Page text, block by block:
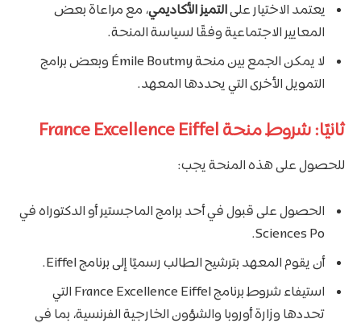
يعتمد الاختيار علىالتميز الأكاديمي، مع مراعاة بعض
المعايير الاجتماعية وفقًا لسياسة المنحة.
لا يمكن الجمع بين منحة Émile Boutmy وبعض برامج
التمويل الأخرى التي يحددها المعهد.
ثانيًا: شروط منحة France Excellence Eiffel
للحصول على هذه المنحة يجب:
الحصول على قبول في أحد برامج الماجستير أو الدكتوراه في
Sciences Po.
أن يقوم المعهد بترشيح الطالب رسميًا إلى برنامج Eiffel.
استيفاء شروط برنامج France Excellence Eiffel التي
تحددها وزارة أوروبا والشؤون الخارجية الفرنسية، بما في